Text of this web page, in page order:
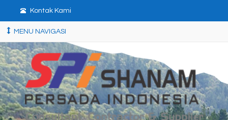
Kontak Kami
MENU NAVIGASI